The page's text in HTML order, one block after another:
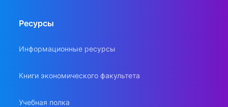
Ресурсы
Информационные ресурсы
Книги экономического факультета
Учебная полка